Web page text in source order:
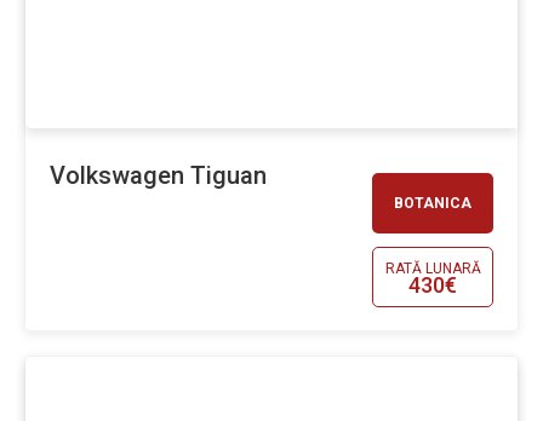
BOTANICA
RATĂ LUNARĂ
430€
Volkswagen Tiguan